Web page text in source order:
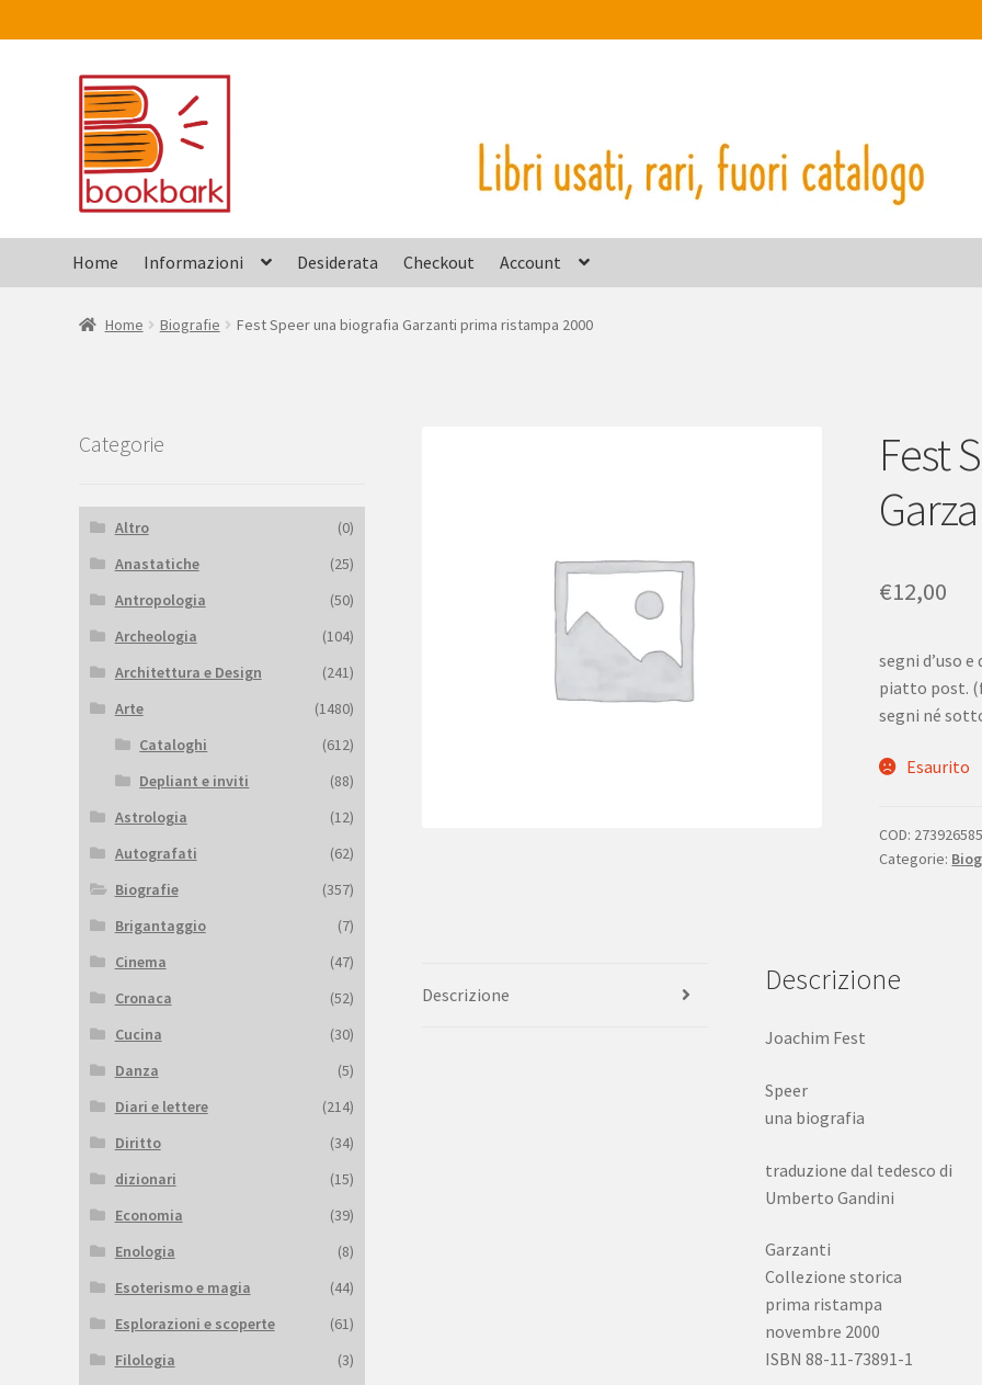
Vai
alla
navigazione
Vai
al
contenuto
Home Informazioni Desiderata Checkout Account
Home Biografie Fest Speer una biografia Garzanti prima ristampa 2000
Fest
€12,00
segni d’uso
piatto post.
segni né
Esaurito
COD:
Categorie:
Descrizione Descrizione
Joachim Fest
Speer
una biografia
traduzione dal tedesco di
Umberto Gandini
Garzanti
Collezione storica
prima ristampa
novembre 2000
ISBN 88-11-73891-1
Categorie
Altro
(0)
Anastatiche
(25)
Antropologia
(50)
Archeologia
(104)
Architettura e Design
(241)
Arte
(1480)
Cataloghi
(612)
Depliant e inviti
(88)
Astrologia
(12)
Autografati
(62)
Biografie
(357)
Brigantaggio
(7)
Cinema
(47)
Cronaca
(52)
Cucina
(30)
Danza
(5)
Diari e lettere
(214)
Diritto
(34)
dizionari
(15)
Economia
(39)
Enologia
(8)
Esoterismo e magia
(44)
Esplorazioni e scoperte
(61)
Filologia
(3)